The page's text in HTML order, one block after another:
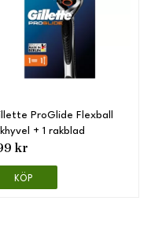
ProGlide Flexball
+ 1 rakblad
kr
KÖP